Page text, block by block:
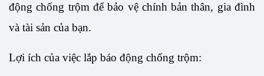
động chống trộm để bảo vệ chính bản thân, gia đình
và tài sản của bạn.
Lợi ích của việc lắp báo động chống trộm: